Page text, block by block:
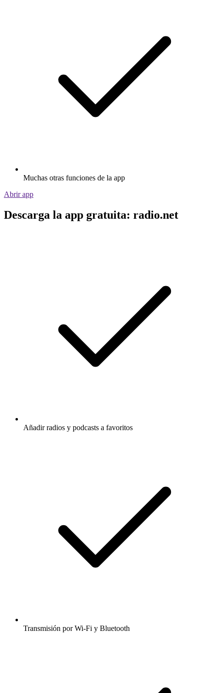
Muchas otras funciones de la app
Abrir app
Descarga la app gratuita: radio.net
Añadir radios y podcasts a favoritos
Transmisión por Wi-Fi y Bluetooth